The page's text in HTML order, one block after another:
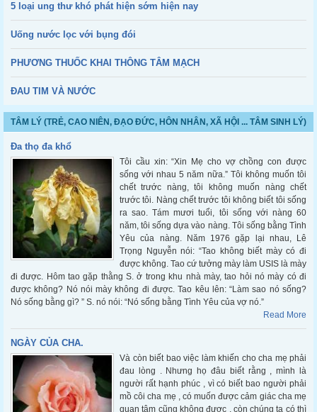
5 loại ung thư khó phát hiện sớm hiện nay
Uống nước lọc với bụng đói
PHƯƠNG THUỐC KHAI THÔNG TÂM MẠCH
ĐAU TIM VÀ NƯỚC
TÂM LÝ (TRẺ, CAO NIÊN, ĐẠO ĐỨC, HÔN NHÂN, XÃ HỘI ... TÂM SINH LÝ)
Đa thọ đa khổ
Tôi cầu xin: “Xin Mẹ cho vợ chồng con được
sống với nhau 5 năm nữa.” Tôi không muốn tôi
chết trước nàng, tôi không muốn nàng chết
trước tôi. Nàng chết trước tôi không biết tôi sống
ra sao. Tám mươi tuổi, tôi sống với nàng 60
năm, tôi sống dựa vào nàng. Tôi sống bằng Tình
Yêu của nàng. Năm 1976 gặp lại nhau, Lê
Trọng Nguyễn nói: “Tao không biết mày có đi
được không. Tao cứ tưởng mày làm USIS là mày
đi được. Hôm tao gặp thằng S. ở trong khu nhà mày, tao hỏi nó mày có đi
được không? Nó nói mày không đi được. Tao kêu lên: “Làm sao nó sống?
Nó sống bằng gì? ” S. nó nói: “Nó sống bằng Tình Yêu của vợ nó.”
Read More
NGÀY CỦA CHA.
Và còn biết bao việc làm khiến cho cha mẹ phải
đau lòng . Nhưng họ đâu biết rằng , mình là
người rất hạnh phúc , vì có biết bao người phải
mồ côi cha mẹ , có muốn được cảm giác cha mẹ
quan tâm cũng không được , còn chúng ta có thì